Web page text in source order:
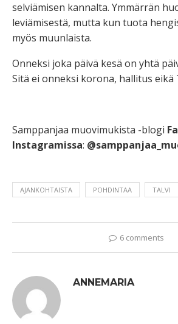
selviämisen kannalta. Ymmärrän
leviämisestä, mutta kun tuota
myös muunlaista.
Onneksi joka päivä kesä on yhtä
Sitä ei onneksi korona, hallitus eikä
Samppanjaa muovimukista -blogi
Instagramissa:
AJANKOHTAISTA POHDINTAA TALVI
6 comments
ANNEMARIA